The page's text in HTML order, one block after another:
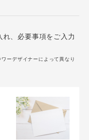
、必要事項をご入力
ーデザイナーによって異なり